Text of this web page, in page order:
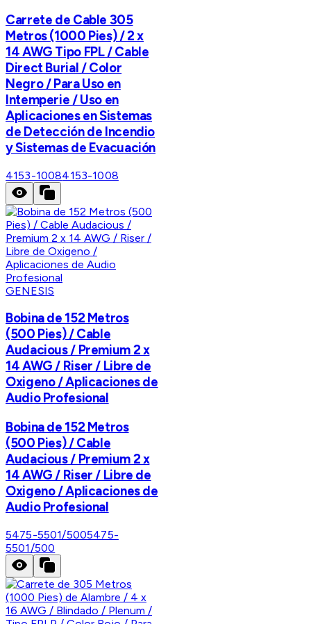
Carrete de Cable 305
Metros (1000 Pies) / 2 x
14 AWG Tipo FPL / Cable
Direct Burial / Color
Negro / Para Uso en
Intemperie / Uso en
Aplicaciones en Sistemas
de Detección de Incendio
y Sistemas de Evacuación
4153-10084153-1008
GENESIS
Bobina de 152 Metros
(500 Pies) / Cable
Audacious / Premium 2 x
14 AWG / Riser / Libre de
Oxigeno / Aplicaciones de
Audio Profesional
Bobina de 152 Metros
(500 Pies) / Cable
Audacious / Premium 2 x
14 AWG / Riser / Libre de
Oxigeno / Aplicaciones de
Audio Profesional
5475-5501/5005475-
5501/500